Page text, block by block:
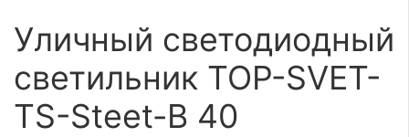
Уличный светодиодный
светильник TOP-SVET-
TS-Steet-B 40